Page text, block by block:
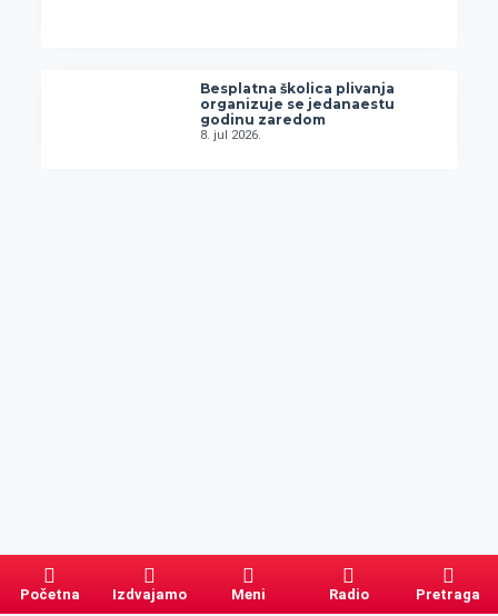
Besplatna školica plivanja
organizuje se jedanaestu
godinu zaredom
8. jul 2026.
Početna Izdvajamo Meni Radio Pretraga